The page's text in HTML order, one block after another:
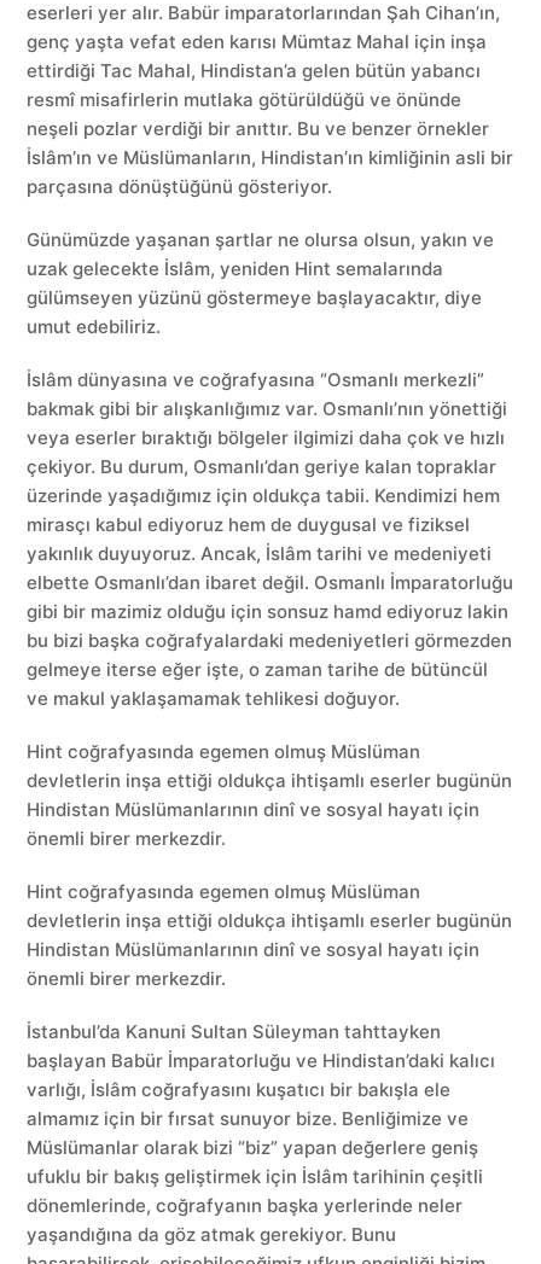
eserleri yer alır. Babür imparatorlarından Şah Cihan’ın,
genç yaşta vefat eden karısı Mümtaz Mahal için inşa
ettirdiği Tac Mahal, Hindistan’a gelen bütün yabancı
resmî misafirlerin mutlaka götürüldüğü ve önünde
neşeli pozlar verdiği bir anıttır. Bu ve benzer örnekler
İslâm’ın ve Müslümanların, Hindistan’ın kimliğinin asli bir
parçasına dönüştüğünü gösteriyor.
Günümüzde yaşanan şartlar ne olursa olsun, yakın ve
uzak gelecekte İslâm, yeniden Hint semalarında
gülümseyen yüzünü göstermeye başlayacaktır, diye
umut edebiliriz.
İslâm dünyasına ve coğrafyasına “Osmanlı merkezli”
bakmak gibi bir alışkanlığımız var. Osmanlı’nın yönettiği
veya eserler bıraktığı bölgeler ilgimizi daha çok ve hızlı
çekiyor. Bu durum, Osmanlı’dan geriye kalan topraklar
üzerinde yaşadığımız için oldukça tabii. Kendimizi hem
mirasçı kabul ediyoruz hem de duygusal ve fiziksel
yakınlık duyuyoruz. Ancak, İslâm tarihi ve medeniyeti
elbette Osmanlı’dan ibaret değil. Osmanlı İmparatorluğu
gibi bir mazimiz olduğu için sonsuz hamd ediyoruz lakin
bu bizi başka coğrafyalardaki medeniyetleri görmezden
gelmeye iterse eğer işte, o zaman tarihe de bütüncül
ve makul yaklaşamamak tehlikesi doğuyor.
Hint coğrafyasında egemen olmuş Müslüman
devletlerin inşa ettiği oldukça ihtişamlı eserler bugünün
Hindistan Müslümanlarının dinî ve sosyal hayatı için
önemli birer merkezdir.
Hint coğrafyasında egemen olmuş Müslüman
devletlerin inşa ettiği oldukça ihtişamlı eserler bugünün
Hindistan Müslümanlarının dinî ve sosyal hayatı için
önemli birer merkezdir.
İstanbul’da Kanuni Sultan Süleyman tahttayken
başlayan Babür İmparatorluğu ve Hindistan’daki kalıcı
varlığı, İslâm coğrafyasını kuşatıcı bir bakışla ele
almamız için bir fırsat sunuyor bize. Benliğimize ve
Müslümanlar olarak bizi “biz” yapan değerlere geniş
ufuklu bir bakış geliştirmek için İslâm tarihinin çeşitli
dönemlerinde, coğrafyanın başka yerlerinde neler
yaşandığına da göz atmak gerekiyor. Bunu